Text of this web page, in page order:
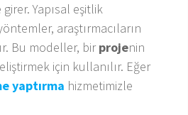
Yapısal eşitlik
araştırmacıların
Bu modeller, birprojenin
için kullanılır. Eğer
yaptırma hizmetimizle